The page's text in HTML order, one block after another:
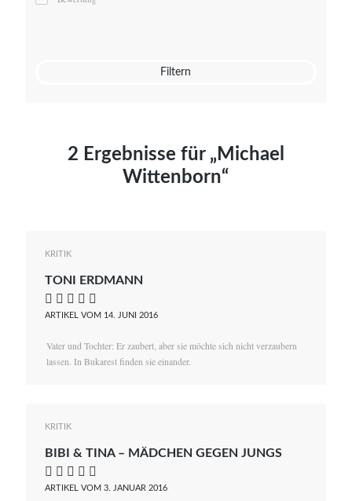
Mato von Vogelstein
Filtern
2 Ergebnisse für „Michael
Wittenborn“
KRITIK
TONI ERDMANN
    
ARTIKEL VOM 14. JUNI 2016
Vater und Tochter: Er zaubert, aber sie möchte sich nicht verzaubern
lassen. In Bukarest finden sie einander.
KRITIK
BIBI & TINA – MÄDCHEN GEGEN JUNGS
    
ARTIKEL VOM 3. JANUAR 2016